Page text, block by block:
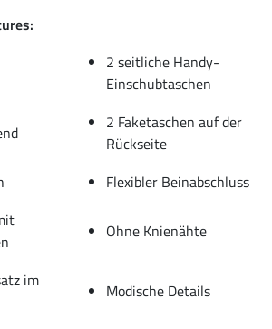
2 seitliche Handy-
Einschubtaschen
2 Faketaschen auf der
Rückseite
Flexibler Beinabschluss
Ohne Knienähte
im
Modische Details